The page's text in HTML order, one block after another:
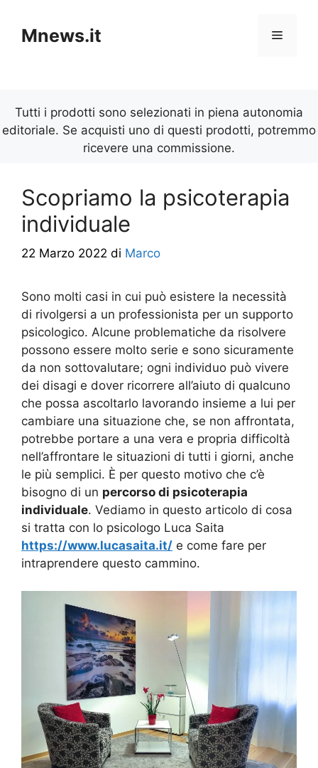
contenuto
Mnews.it Menu
Tutti i prodotti sono selezionati in piena autonomia
editoriale. Se acquisti uno di questi prodotti, potremmo
ricevere una commissione.
Scopriamo la psicoterapia
individuale
22 Marzo 2022 di Marco
Sono molti casi in cui può esistere la necessità
di rivolgersi a un professionista per un supporto
psicologico. Alcune problematiche da risolvere
possono essere molto serie e sono sicuramente
da non sottovalutare; ogni individuo può vivere
dei disagi e dover ricorrere all’aiuto di qualcuno
che possa ascoltarlo lavorando insieme a lui per
cambiare una situazione che, se non affrontata,
potrebbe portare a una vera e propria difficoltà
nell’affrontare le situazioni di tutti i giorni, anche
le più semplici. È per questo motivo che c’è
bisogno di un percorso di psicoterapia
individuale. Vediamo in questo articolo di cosa
si tratta con lo psicologo Luca Saita
https://www.lucasaita.it/ e come fare per
intraprendere questo cammino.